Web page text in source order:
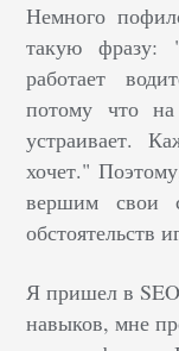
Немного
такую фразу:
работает
потому что
устраивает.
хочет."
вершим свои
обстоятельств
Я пришел в
навыков, мне